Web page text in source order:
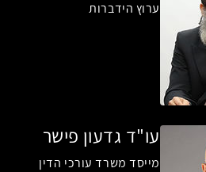
ערוץ הידברות
עו"ד גדעון פישר
מייסד משרד עורכי הדין